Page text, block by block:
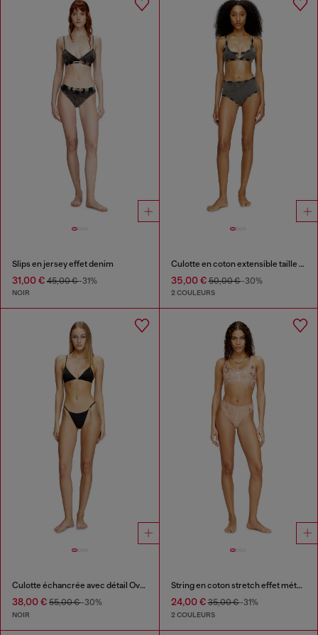
Slips en jersey effet denim
31,00 € 45,00 €-31%
NOIR
Culotte en coton extensible taille haute
35,00 €50,00 €-30%
2 COULEURS
Culotte échancrée avec détail Oval D
38,00 € 55,00 €-30%
NOIR
String en coton stretch effet métallisé
24,00 €35,00 €-31%
2 COULEURS